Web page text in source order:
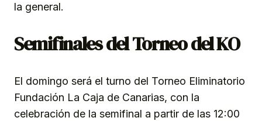
la general.
Semifinales del Torneo del KO
El domingo será el turno del Torneo Eliminatorio
Fundación La Caja de Canarias, con la
celebración de la semifinal a partir de las 12:00